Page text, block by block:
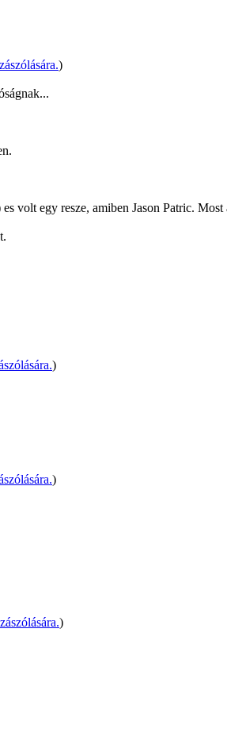
)
volt egy resze, amiben Jason Patric.
)
)
)